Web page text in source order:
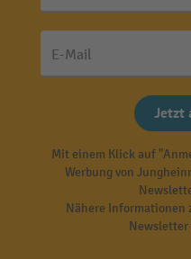
E-Mail
Jetzt
Mit einem Klick auf
Werbung von
Nähere Informationen